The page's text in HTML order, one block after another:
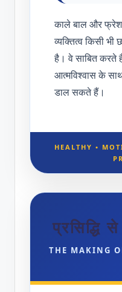
काले बाल और
व्यक्तित्व किसी भी
है। वे साबित करते
आत्मविश्वास के
डाल सकते हैं।
HEALTHY •
प्रसिद्धि
THE MAKING